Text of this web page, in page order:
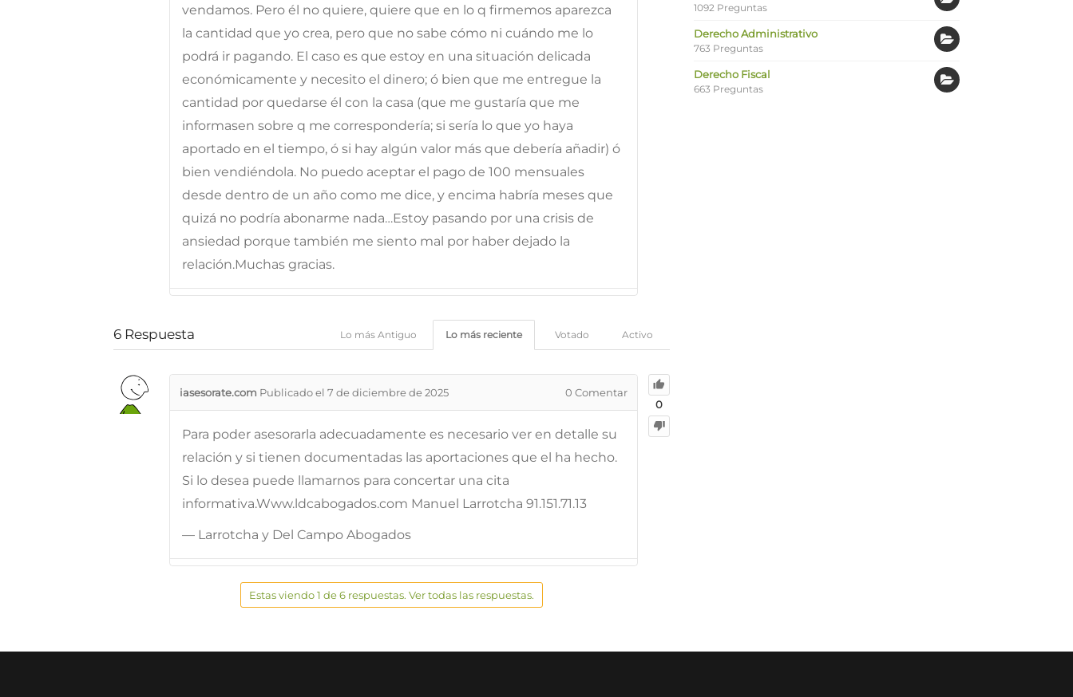
vendamos. Pero él no quiere, quiere que en lo q firmemos aparezca
la cantidad que yo crea, pero que no sabe cómo ni cuándo me lo
podrá ir pagando. El caso es que estoy en una situación delicada
económicamente y necesito el dinero; ó bien que me entregue la
cantidad por quedarse él con la casa (que me gustaría que me
informasen sobre q me correspondería; si sería lo que yo haya
aportado en el tiempo, ó si hay algún valor más que debería añadir) ó
bien vendiéndola. No puedo aceptar el pago de 100 mensuales
desde dentro de un año como me dice, y encima habría meses que
quizá no podría abonarme nada…Estoy pasando por una crisis de
ansiedad porque también me siento mal por haber dejado la
relación.Muchas gracias.
6 Respuesta Activo
Votado
Lo más reciente
Lo más Antiguo
0
iasesorate.com Publicado el 7 de diciembre de 2025 0 Comentar
Para poder asesorarla adecuadamente es necesario ver en detalle su
relación y si tienen documentadas las aportaciones que el ha hecho.
Si lo desea puede llamarnos para concertar una cita
informativa.Www.ldcabogados.com Manuel Larrotcha 91.151.71.13
— Larrotcha y Del Campo Abogados
Estas viendo 1 de 6 respuestas. Ver todas las respuestas.
1092 Preguntas
Derecho Administrativo
763 Preguntas
Derecho Fiscal
663 Preguntas